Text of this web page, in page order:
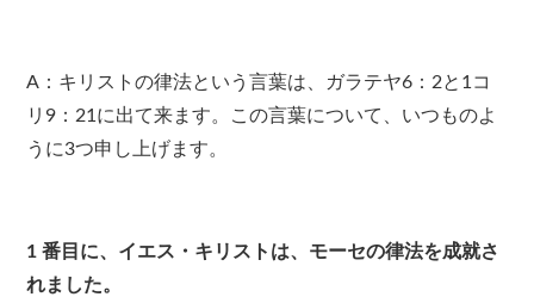
A：キリストの律法という言葉は、ガラテヤ6：2と1コ
リ9：21に出て来ます。この言葉について、いつものよ
うに3つ申し上げます。
1 番目に、イエス・キリストは、モーセの律法を成就さ
れました。